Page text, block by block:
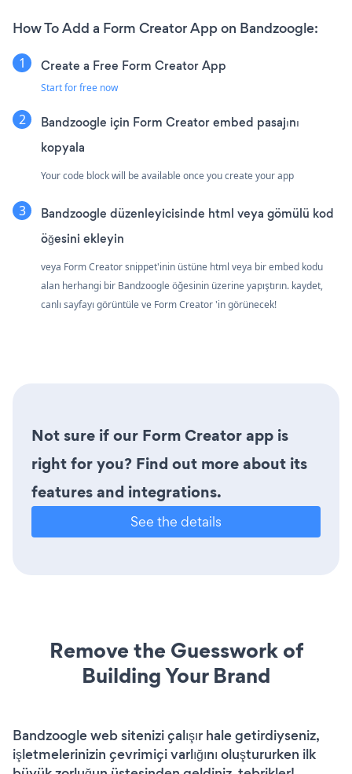
How To Add a Form Creator App on Bandzoogle:
Create a Free Form Creator App
Start for free now
Bandzoogle için Form Creator embed pasajını
kopyala
Your code block will be available once you create your app
Bandzoogle düzenleyicisinde html veya gömülü kod
öğesini ekleyin
veya Form Creator snippet'inin üstüne html veya bir embed kodu
alan herhangi bir Bandzoogle öğesinin üzerine yapıştırın. kaydet,
canlı sayfayı görüntüle ve Form Creator 'in görünecek!
Not sure if our Form Creator app is
right for you? Find out more about its
features and integrations.
See the details
Remove the Guesswork of
Building Your Brand
Bandzoogle web sitenizi çalışır hale getirdiyseniz,
işletmelerinizin çevrimiçi varlığını oluştururken ilk